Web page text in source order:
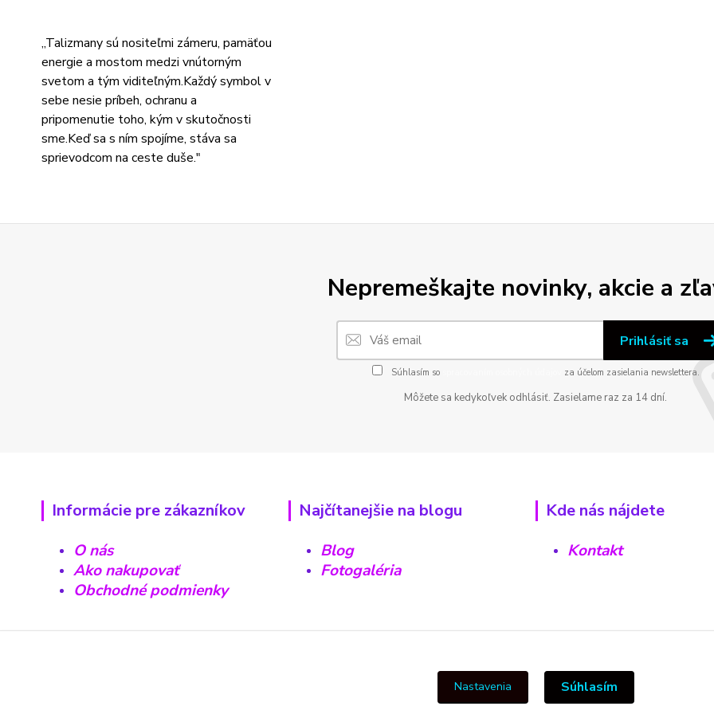
,,Talizmany sú nositeľmi zámeru, pamäťou
energie a mostom medzi vnútorným
svetom a tým viditeľným.Každý symbol v
sebe nesie príbeh, ochranu a
pripomenutie toho, kým v skutočnosti
sme.Keď sa s ním spojíme, stáva sa
sprievodcom na ceste duše."
Nepremeškajte novinky, akcie a
Prihlásiť sa
Súhlasím so za účelom zasielania newslettera.
Môžete sa kedykoľvek odhlásiť. Zasielame raz za 14 dní.
Informácie pre zákazníkov
O nás
Ako nakupovať
Obchodné podmienky
Najčítanejšie na blogu
Blog
Fotogaléria
Kde nás nájdete
Kontakt
Nastavenia Súhlasím